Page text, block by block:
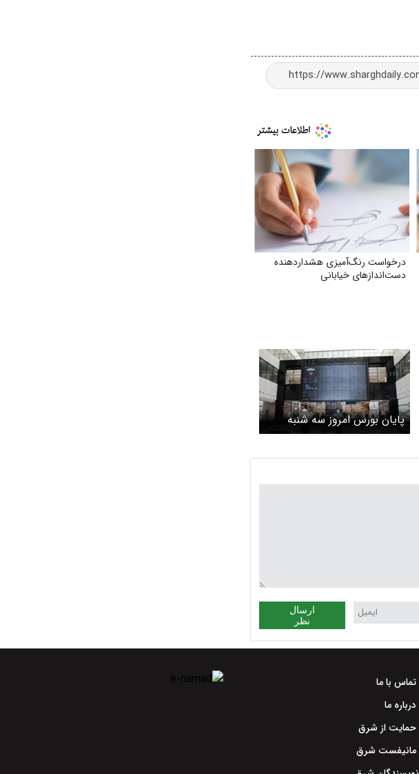
درخواست رنگ‌آمیزی هشداردهنده
دست‌اندازهای خیابانی
پایان بورس امروز سه شنبه
24تیرماه/تالار شیشه‌ای سبز
ارسال
نظر
تماس با ما
درباره ما
حمایت از شرق
مانیفست شرق